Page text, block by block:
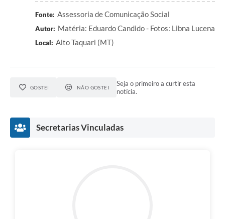
Fonte: Assessoria de Comunicação Social
Autor: Matéria: Eduardo Candido - Fotos: Libna Lucena
Local: Alto Taquari (MT)
GOSTEI NÃO GOSTEI
Seja o primeiro a curtir esta
notícia.
Secretarias Vinculadas